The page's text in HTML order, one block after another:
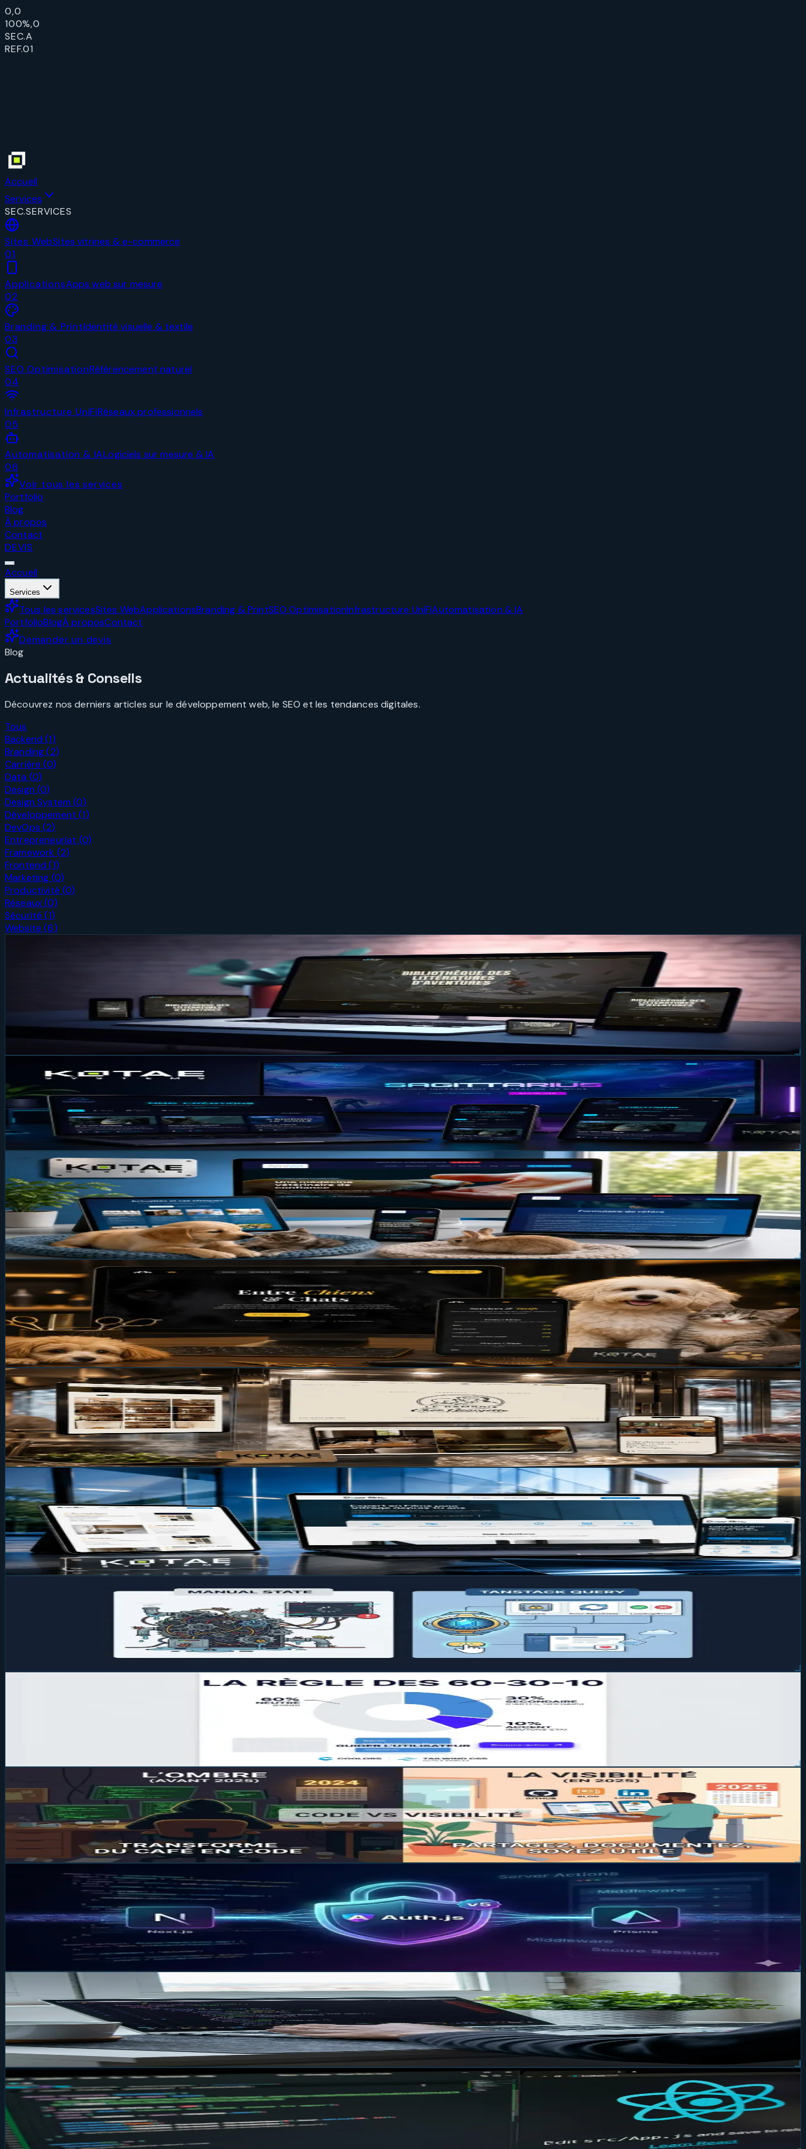
0,0
100%,0
SEC.A
REF.01
Accueil
Services
SEC.SERVICES
Sites WebSites vitrines & e-commerce
01
ApplicationsApps web sur mesure
02
Branding & PrintIdentité visuelle & textile
03
SEO OptimisationRéférencement naturel
04
Infrastructure UniFiRéseaux professionnels
05
Automatisation & IALogiciels sur mesure & IA
06
Voir tous les services
Portfolio
Blog
À propos
Contact
DEVIS
Accueil
Services
Tous les servicesSites WebApplicationsBranding & PrintSEO OptimisationInfrastructure UniFiAutomatisation & IA
PortfolioBlogÀ proposContact
Demander un devis
Blog
Actualités & Conseils
Découvrez nos derniers articles sur le développement web, le SEO et les tendances digitales.
Tous
Backend (1)
Branding(2)
Carrière (0)
Data (0)
Design (0)
Design System (0)
Développement (1)
DevOps (2)
Entrepreneuriat (0)
Framework (2)
Frontend (1)
Marketing (0)
Productivité (0)
Réseaux(0)
Sécurité (1)
Website (6)
Site sur-mesure ou WordPress ? Ce que nous avons appris en construisant le nouveau site de la BiLA
Nous avons reconstruit intégralement le site de la Bibliothèque des Littératures d'Aventures (BiLA), en remplaçant leur ancien WordPress par un site sur-mesure. Résultat : une
équipe désormais 100 % autonome pour gérer ses contenus, un site plus rapide et plus sécurisé, et une identité visuelle unique (avec deux ambiances au choix du visiteur). La
preuve qu'un site conçu pour vos besoins réels surpasse une solution toute faite dès que votre site devient le cœur de votre activité.
Création de site web sur-mesure en Wallonie | Kotae Systems
Découvrez comment Kotae Systems a créé une plateforme web complète et autonome pour Sagittarius Modding, créateur de mods Verified Creator Bethesda.
4 min
Website
Kota Systems : des sites web rapides, sécurisés et optimisés pour le référencement
Un site trop lent, invisible sur Google ou mal sécurisé vous coûte des clients chaque jour. Chez Kota Systems, nous construisons des sites web sur mesure, rapides et sécurisés,
conçus dès le départ pour être trouvés sur Google. Voici pourquoi notre approche fait la différence pour votre activité.
02 juil. 2026
3 min
Toutous.be : Une refonte premium pour un salon de toilettage d'exception
Un salon de toilettage mérite une vitrine à la hauteur de son expertise. Découvrez comment nous avons métamorphosé Toutous.be avec un design premium noir et doré, une
stack technique moderne Next.js 16, et une optimisation SEO poussée pour dominer les recherches locales.
02 juil. 2026
3 min
Website
Site web sur mesure vs WordPress : pourquoi ça change tout
Un site web, ce n'est pas un coût. C'est un outil de travail. Et un outil de travail, ça se taille à votre main. 🛠️
29 juin 2026
6 min
Réalisation : Deco-Film, un site sur mesure qui transforme les visiteurs en clients
Comment transformer l'expertise du leader belge du film pour vitrage en un site qui génère de vraies demandes de devis ? Retour sur la réalisation Deco-Film : un site sur mesure
en Next.js, au design moderne, rapide, sécurisé et débarrassé du spam.
02 juil. 2026
3 min
TanStack Query : La gestion des données asynchrones simplifiée
Gérez le cache, le chargement et les erreurs de vos API sans effort. Guide complet sur TanStack Query pour des applications React ultra-performantes.
Identité Visuelle : Créer une palette de couleurs pour son SaaS
Pas besoin d'être graphiste pour avoir un beau site. Découvrez des règles simples et des outils pour définir l'identité visuelle de votre projet.
Personal Branding : Pourquoi les Développeurs ne peuvent plus l'ignorer
Le code ne fait pas tout. Découvrez comment le Personal Branding peut booster votre carrière de développeur et vous apporter de meilleurs clients.
02 févr. 2026
1 min
L'Authentification Moderne pour vos Applications Next.js
Ne laissez plus la sécurité au hasard. Découvrez comment Auth.js v5 (ex-NextAuth) tire parti des Server Actions et du Middleware pour offrir une authentification robuste,
"type-safe" et parfaitement intégrée à votre base de données Prisma.
3 min
Framework
Next.js 16 : Turbopack, Cache Components et Toutes les Nouveautés
Next.js 16 révolutionne le développement avec Turbopack par défaut, les Cache Components, proxy.ts et l'intégration MCP. Découvrez cette version majeure.
21 oct. 2025
1 min
Frontend
React : Le Guide Complet pour Créer des Interfaces Modernes
Découvrez pourquoi React est devenu la bibliothèque JavaScript la plus populaire pour créer des interfaces utilisateur dynamiques et performantes.